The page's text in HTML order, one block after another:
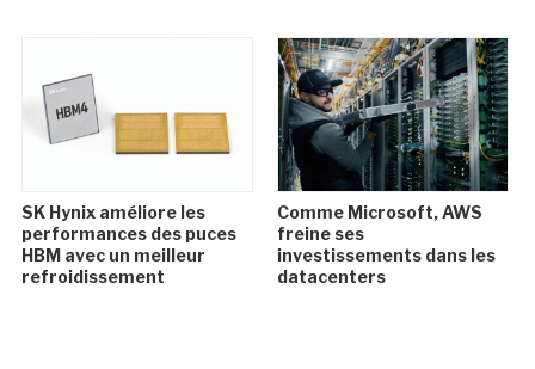
SK Hynix améliore les
performances des puces
HBM avec un meilleur
refroidissement
Comme Microsoft, AWS
freine ses
investissements dans les
datacenters